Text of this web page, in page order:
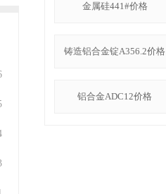
金属硅441#价格
铸造铝合金锭A356.2价格
铝合金ADC12价格